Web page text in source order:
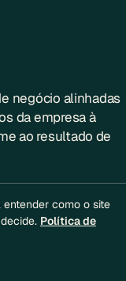
negócio alinhadas
da empresa à
ao resultado de
Campinascomo o site
Política de